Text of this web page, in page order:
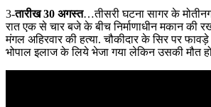
3-तारीख 30 अगस्त…तीसरी घटना सागर के
रात एक से चार बजे के बीच निर्माणाधीन मकान की
मंगल अहिरवार की हत्या. चौकीदार के सिर पर
भोपाल इलाज के लिये भेजा गया लेकिन उसकी मौत